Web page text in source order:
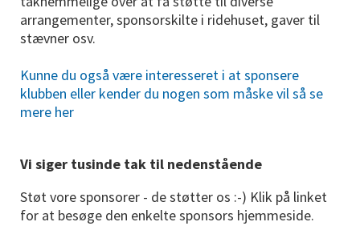
arrangementer, sponsorskilte i ridehuset, gaver til
stævner osv.
Kunne du også være interesseret i at sponsere
klubben eller kender du nogen som måske vil så se
mere her
Vi siger tusinde tak til nedenstående
Støt vore sponsorer - de støtter os :-) Klik på linket
for at besøge den enkelte sponsors hjemmeside.